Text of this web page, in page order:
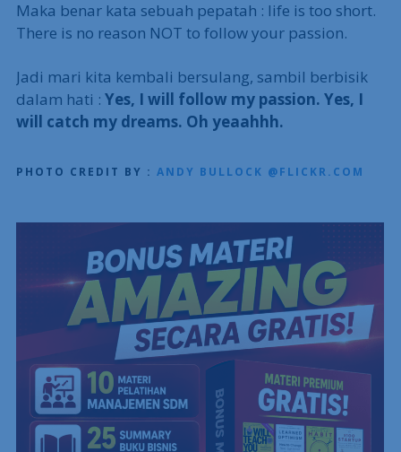
Maka benar kata sebuah pepatah : life is too short.
There is no reason NOT to follow your passion.
Jadi mari kita kembali bersulang, sambil berbisik
dalam hati : Yes, I will follow my passion. Yes, I
will catch my dreams. Oh yeaahhh.
PHOTO CREDIT BY : ANDY BULLOCK @FLICKR.COM